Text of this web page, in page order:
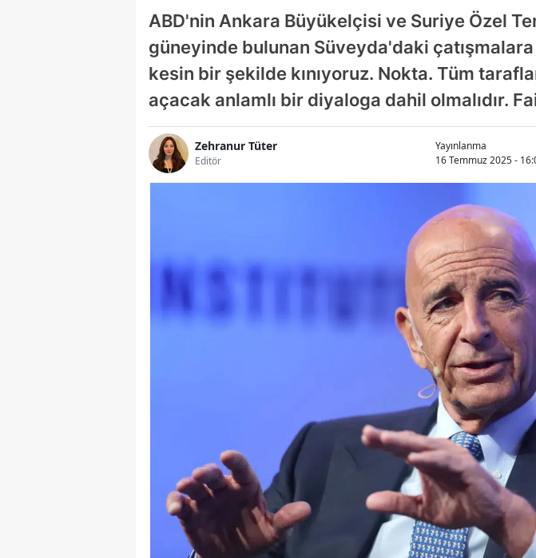
ABD'nin Ankara Büyükelçisi ve Suriye Özel
güneyinde bulunan Süveyda'daki
kesin bir şekilde kınıyoruz. Nokta. Tüm
açacak anlamlı bir diyaloga dahil olmalıdır.
Zehranur Tüter
Editör
Yayınlanma
16 Temmuz 2025 -